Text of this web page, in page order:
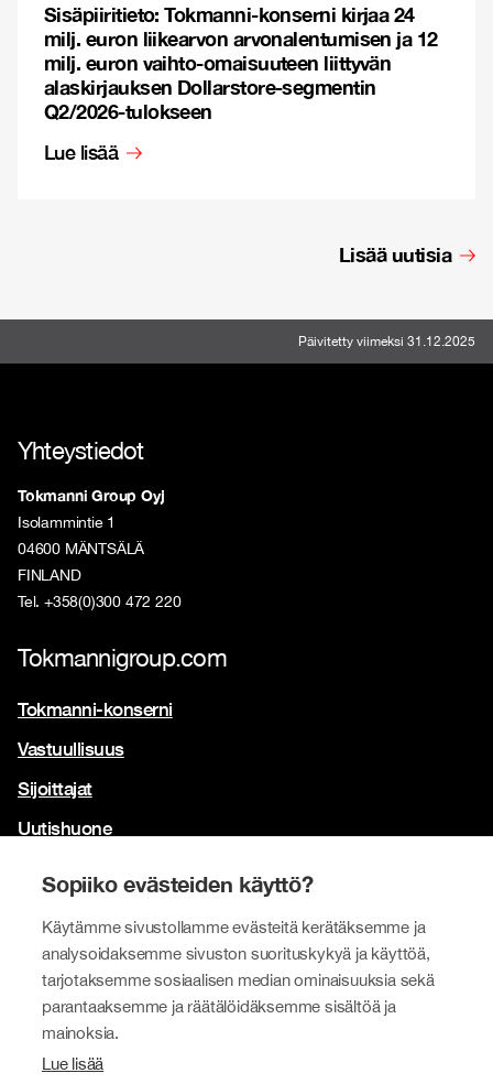
Sopiiko evästeiden käyttö?
Käytämme sivustollamme evästeitä kerätäksemme ja
analysoidaksemme sivuston suorituskykyä ja käyttöä,
tarjotaksemme sosiaalisen median ominaisuuksia sekä
parantaaksemme ja räätälöidäksemme sisältöä ja
mainoksia.
Lue lisää
Sisäpiiritieto: Tokmanni-konserni kirjaa 24
milj. euron liikearvon arvonalentumisen ja 12
milj. euron vaihto-omaisuuteen liittyvän
alaskirjauksen Dollarstore-segmentin
Q2/2026-tulokseen
Lue lisää
Lisää uutisia
Päivitetty viimeksi 31.12.2025
Yhteystiedot
Tokmanni Group Oyj
Isolammintie 1
04600 MÄNTSÄLÄ
FINLAND
Tel. +358(0)300 472 220
Tokmannigroup.com
Tokmanni-konserni
Vastuullisuus
Sijoittajat
Uutishuone
Brändimme
Tokmanni
SPAR Suomi
Click Shoes ja Shoe House
Dollarstore